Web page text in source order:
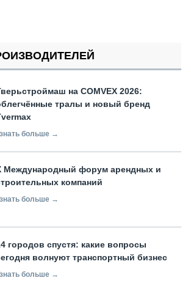
на COMVEX 2026:
тралы и новый бренд
больше →
Международный форум арендных и
компаний
больше →
городов спустя: какие вопросы
волнуют транспортный бизнес
больше →